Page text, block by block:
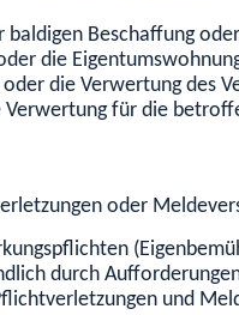
Beschaffung
die
die Verwertung des
Verwertung für die
oder
durch
und